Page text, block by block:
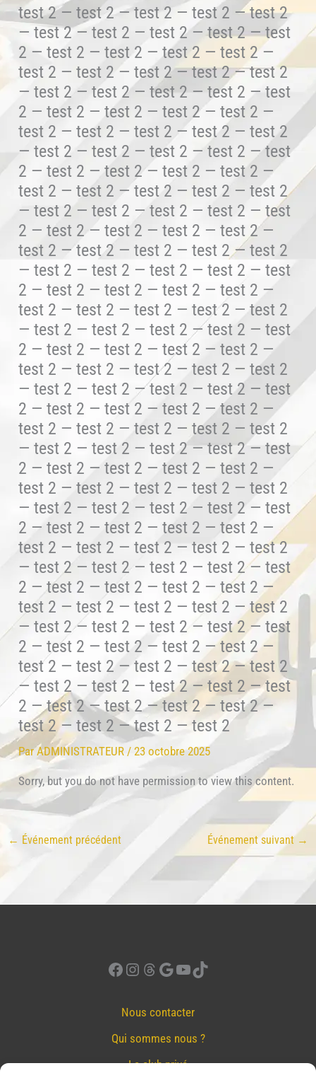
test 2 — test 2 — test 2 — test 2 — test 2
— test 2 — test 2 — test 2 — test 2 — test
2 — test 2 — test 2 — test 2 — test 2 —
test 2 — test 2 — test 2 — test 2 — test 2
— test 2 — test 2 — test 2 — test 2 — test
2 — test 2 — test 2 — test 2 — test 2 —
test 2 — test 2 — test 2 — test 2 — test 2
— test 2 — test 2 — test 2 — test 2 — test
2 — test 2 — test 2 — test 2 — test 2 —
test 2 — test 2 — test 2 — test 2 — test 2
— test 2 — test 2 — test 2 — test 2 — test
2 — test 2 — test 2 — test 2 — test 2 —
test 2 — test 2 — test 2 — test 2 — test 2
— test 2 — test 2 — test 2 — test 2 — test
2 — test 2 — test 2 — test 2 — test 2 —
test 2 — test 2 — test 2 — test 2 — test 2
— test 2 — test 2 — test 2 — test 2 — test
2 — test 2 — test 2 — test 2 — test 2 —
test 2 — test 2 — test 2 — test 2 — test 2
— test 2 — test 2 — test 2 — test 2 — test
2 — test 2 — test 2 — test 2 — test 2 —
test 2 — test 2 — test 2 — test 2 — test 2
— test 2 — test 2 — test 2 — test 2 — test
2 — test 2 — test 2 — test 2 — test 2 —
test 2 — test 2 — test 2 — test 2 — test 2
— test 2 — test 2 — test 2 — test 2 — test
2 — test 2 — test 2 — test 2 — test 2 —
test 2 — test 2 — test 2 — test 2 — test 2
— test 2 — test 2 — test 2 — test 2 — test
2 — test 2 — test 2 — test 2 — test 2 —
test 2 — test 2 — test 2 — test 2 — test 2
— test 2 — test 2 — test 2 — test 2 — test
2 — test 2 — test 2 — test 2 — test 2 —
test 2 — test 2 — test 2 — test 2 — test 2
— test 2 — test 2 — test 2 — test 2 — test
2 — test 2 — test 2 — test 2 — test 2 —
test 2 — test 2 — test 2 — test 2
ParADMINISTRATEUR /23 octobre 2025
Sorry, but you do not have permission to view this content.
← Événement précédent Événement suivant →
Facebook
Instagram
Threads
Google
YouTube
TikTok
Nous contacter
Qui sommes nous ?
Le club privé